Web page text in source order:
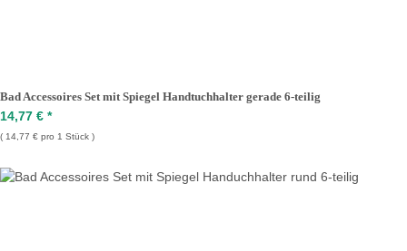
Bad Accessoires Set mit Spiegel Handtuchhalter gerade 6-teilig
14,77 € *
14,77 € pro 1 Stück